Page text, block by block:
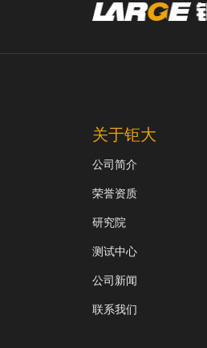
关于钜大
公司简介
荣誉资质
研究院
测试中心
公司新闻
联系我们